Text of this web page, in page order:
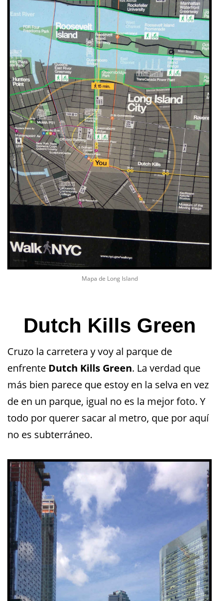
Mapa de Long Island
Dutch Kills Green
Cruzo la carretera y voy al parque de
enfrente Dutch Kills Green. La verdad que
más bien parece que estoy en la selva en vez
de en un parque, igual no es la mejor foto. Y
todo por querer sacar al metro, que por aquí
no es subterráneo.